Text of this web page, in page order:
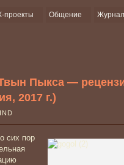
проекты Общение Журнал
Пыкса —
2017 г.)
сих пор